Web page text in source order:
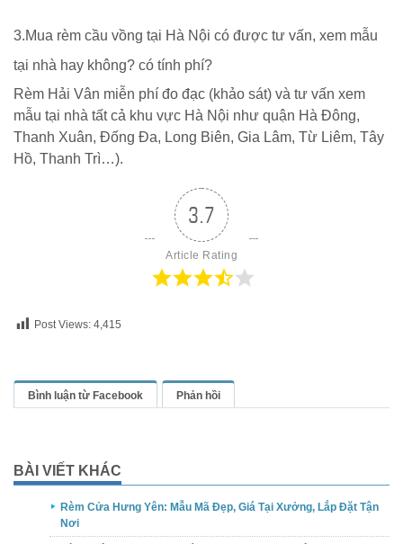
3.Mua rèm cầu vồng tại Hà Nội có được tư vấn, xem mẫu
tại nhà hay không? có tính phí?
Rèm Hải Vân miễn phí đo đạc (khảo sát) và tư vấn xem
mẫu tại nhà tất cả khu vực Hà Nội như quận Hà Đông,
Thanh Xuân, Đống Đa, Long Biên, Gia Lâm, Từ Liêm, Tây
Hồ, Thanh Trì…).
3.7
Article Rating
Post Views: 4,415
Bình luận từ Facebook Phản hồi
BÀI VIẾT KHÁC
Rèm Cửa Hưng Yên: Mẫu Mã Đẹp, Giá Tại Xưởng, Lắp Đặt Tận
Nơi